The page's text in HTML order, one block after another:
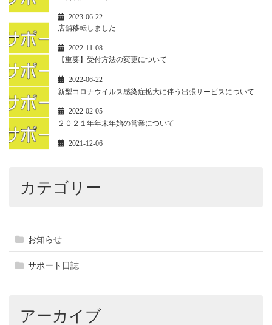
2023-06-22
店舗移転しました
2022-11-08
【重要】受付方法の変更について
2022-06-22
新型コロナウイルス感染症拡大に伴う出張サービスについて
2022-02-05
２０２１年年末年始の営業について
2021-12-06
カテゴリー
お知らせ
サポート日誌
アーカイブ